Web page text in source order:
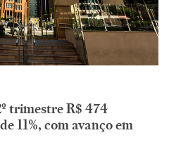
trimestre R$ 474
11%, com avanço em